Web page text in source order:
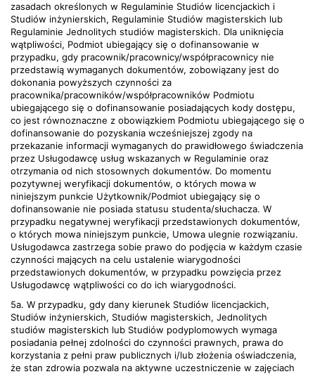
zasadach określonych w Regulaminie Studiów licencjackich i
Studiów inżynierskich, Regulaminie Studiów magisterskich lub
Regulaminie Jednolitych studiów magisterskich. Dla uniknięcia
wątpliwości, Podmiot ubiegający się o dofinansowanie w
przypadku, gdy pracownik/pracownicy/współpracownicy nie
przedstawią wymaganych dokumentów, zobowiązany jest do
dokonania powyższych czynności za
pracownika/pracowników/współpracowników Podmiotu
ubiegającego się o dofinansowanie posiadających kody dostępu,
co jest równoznaczne z obowiązkiem Podmiotu ubiegającego się o
dofinansowanie do pozyskania wcześniejszej zgody na
przekazanie informacji wymaganych do prawidłowego świadczenia
przez Usługodawcę usług wskazanych w Regulaminie oraz
otrzymania od nich stosownych dokumentów. Do momentu
pozytywnej weryfikacji dokumentów, o których mowa w
niniejszym punkcie Użytkownik/Podmiot ubiegający się o
dofinansowanie nie posiada statusu studenta/słuchacza. W
przypadku negatywnej weryfikacji przedstawionych dokumentów,
o których mowa niniejszym punkcie, Umowa ulegnie rozwiązaniu.
Usługodawca zastrzega sobie prawo do podjęcia w każdym czasie
czynności mających na celu ustalenie wiarygodności
przedstawionych dokumentów, w przypadku powzięcia przez
Usługodawcę wątpliwości co do ich wiarygodności.
5a. W przypadku, gdy dany kierunek Studiów licencjackich,
Studiów inżynierskich, Studiów magisterskich, Jednolitych
studiów magisterskich lub Studiów podyplomowych wymaga
posiadania pełnej zdolności do czynności prawnych, prawa do
korzystania z pełni praw publicznych i/lub złożenia oświadczenia,
że stan zdrowia pozwala na aktywne uczestniczenie w zajęciach